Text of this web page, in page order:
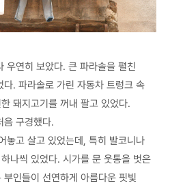
우연히 보았다. 큰 파라솔을 펼친
. 파라솔로 가린 자동차 트렁크 속
돼지고기를 꺼내 팔고 있었다.
음 구경했다.
놓고 살고 있었는데, 특히 발코니나
나씩 있었다. 시가를 문 웃통을 벗은
인들이 선연하게 아름다운 핏빛